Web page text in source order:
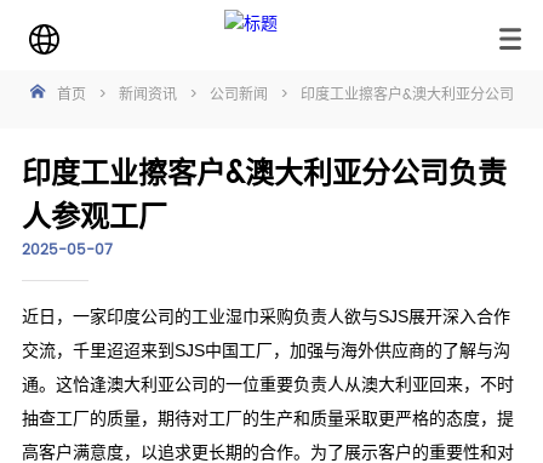
首页 > 新闻资讯 > 公司新闻 > 印度工业擦客户&澳大利亚分公司负
印度工业擦客户&澳大利亚分公司负责
人参观工厂
2025-05-07